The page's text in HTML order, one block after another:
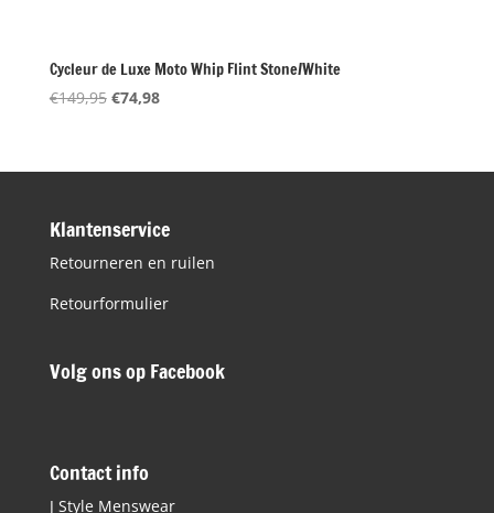
Cycleur de Luxe Moto Whip Flint Stone/White
€149,95 Oorspronkelijke
€149,95.
€74,98Huidige
€74,98.
Klantenservice
Retourneren en ruilen
Retourformulier
Volg ons op Facebook
Contact info
J Style Menswear